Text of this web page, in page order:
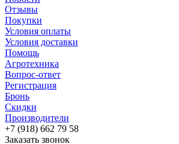
Отзывы
Покупки
Условия оплаты
Условия доставки
Помощь
Агротехника
Вопрос-ответ
Регистрация
Бронь
Скидки
Производители
+7 (918) 662 79 58
Заказать звонок